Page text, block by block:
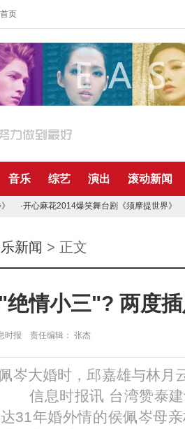
页
音乐 综艺 演出 滚动新闻
·开心麻花2014爆笑舞台剧《须摩提世界》
新闻 > 正文
情小三"? 两度
时报 责任编辑： 张杰
岑大婚时，邱嘉雄与林月
信息时报讯 台湾赞泰建
31年婚外情的侯佩岑母